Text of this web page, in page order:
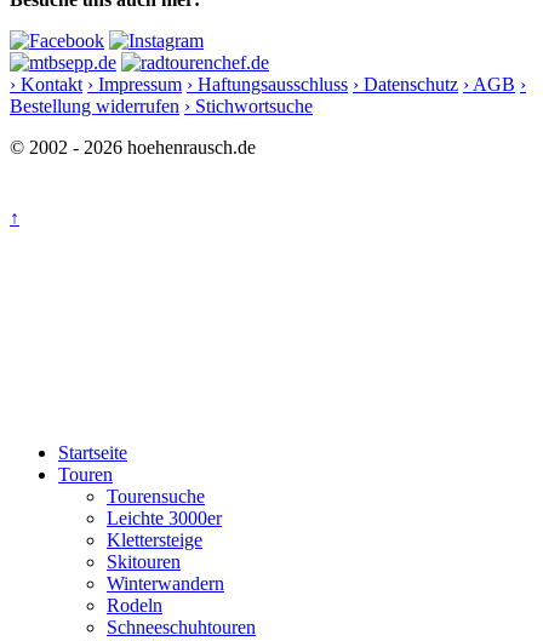
› Kontakt › Impressum › Haftungsausschluss › Datenschutz › AGB ›
Bestellung widerrufen › Stichwortsuche
© 2002 - 2026 hoehenrausch.de
↑
Startseite
Touren
Tourensuche
Leichte 3000er
Klettersteige
Skitouren
Winterwandern
Rodeln
Schneeschuhtouren